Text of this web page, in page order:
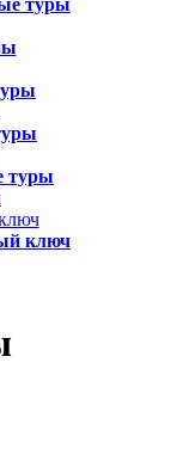
туры
туры
ключ